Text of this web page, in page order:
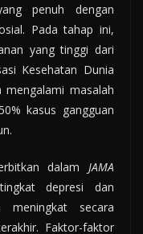
penuh dengan
Pada tahap ini,
yang tinggi dari
Kesehatan Dunia
masalah
kasus gangguan
dalam JAMA
depresi dan
meningkat secara
Faktor-faktor